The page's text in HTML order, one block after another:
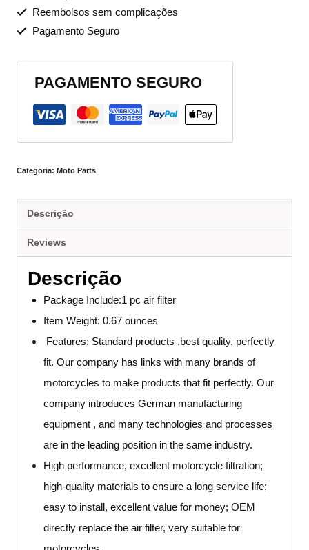
Reembolsos sem complicações
Pagamento Seguro
PAGAMENTO SEGURO
Categoria: Moto Parts
Descrição
Reviews
Descrição
Package Include:1 pc air filter
Item Weight: 0.67 ounces
Features: Standard products ,best quality, perfectly
fit. Our company has links with many brands of
motorcycles to make products that fit perfectly. Our
company introduces German manufacturing
equipment , and many technologies and processes
are in the leading position in the same industry.
High performance, excellent motorcycle filtration;
high-quality materials to ensure a long service life;
easy to install, excellent value for money; OEM
directly replace the air filter, very suitable for